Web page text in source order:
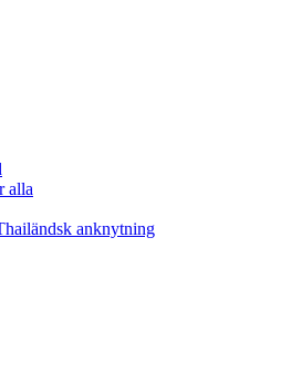
alla
anknytning